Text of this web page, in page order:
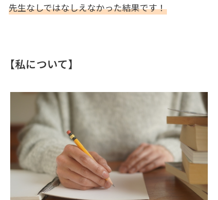
先生なしではなしえなかった結果です！
【私について】